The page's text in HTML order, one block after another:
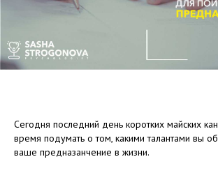
Сегодня последний день коротких майских
время подумать о том, какими талантами вы
ваше предназанчение в жизни.